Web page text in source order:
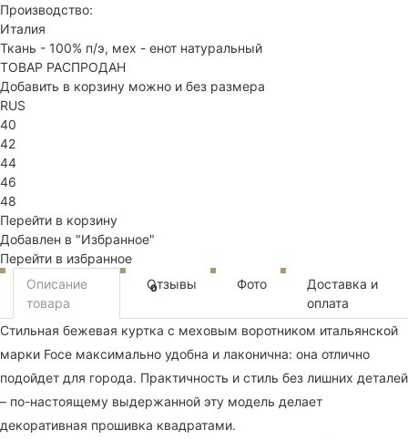
Производство:
Италия
Ткань - 100% п/э, мех - енот натуральный
ТОВАР РАСПРОДАН
Добавить в корзину можно и без размера
RUS
40
42
44
46
48
Перейти в корзину
Добавлен в "Избранное"
Перейти в избранное
Описание
товара
Отзывы
0 Фото
Доставка и
оплата
Стильная бежевая куртка с меховым воротником итальянской
марки Foce максимально удобна и лаконична: она отлично
подойдет для города. Практичность и стиль без лишних деталей
– по-настоящему выдержанной эту модель делает
декоративная прошивка квадратами.